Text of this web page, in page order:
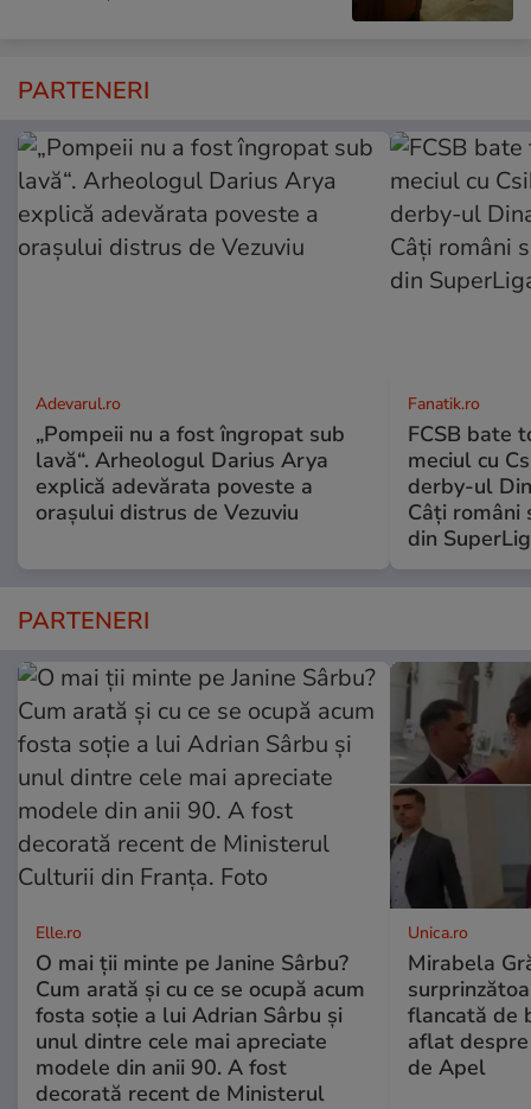
PARTENERI
Adevarul.ro
„Pompeii nu a fost îngropat sub
lavă“. Arheologul Darius Arya
explică adevărata poveste a
orașului distrus de Vezuviu
Fanatik.ro
FCSB bate
meciul cu
derby-ul
Câți
din
PARTENERI
Elle.ro
O mai ții minte pe Janine Sârbu?
Cum arată și cu ce se ocupă acum
fosta soție a lui Adrian Sârbu și
unul dintre cele mai apreciate
modele din anii 90. A fost
decorată recent de Ministerul
Unica.ro
Mirabela
flancată de
aflat
de Apel